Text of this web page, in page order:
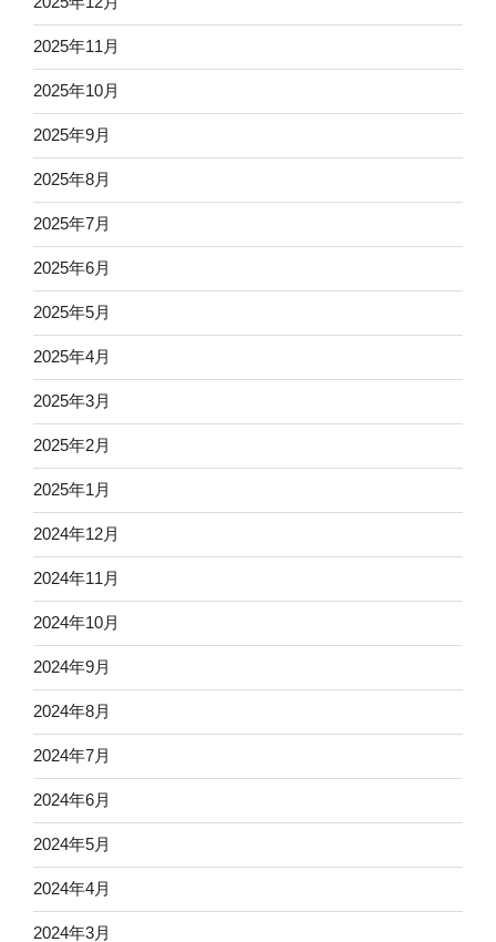
2025年11月
2025年10月
2025年9月
2025年8月
2025年7月
2025年6月
2025年5月
2025年4月
2025年3月
2025年2月
2025年1月
2024年12月
2024年11月
2024年10月
2024年9月
2024年8月
2024年7月
2024年6月
2024年5月
2024年4月
2024年3月